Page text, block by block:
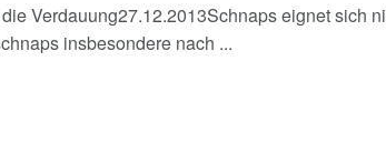
Verdauung27.12.2013Schnaps eignet sich
insbesondere nach ...